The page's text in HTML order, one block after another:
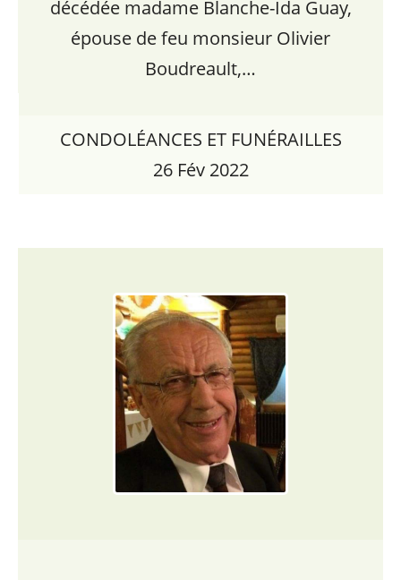
décédée madame Blanche-Ida Guay,
épouse de feu monsieur Olivier
Boudreault,…
CONDOLÉANCES ET FUNÉRAILLES
26 Fév 2022